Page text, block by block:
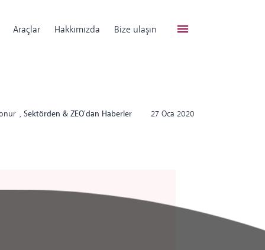
Araçlar Hakkımızda Bize ulaşın
, Sektörden & ZEO'dan Haberler 27 Oca 2020